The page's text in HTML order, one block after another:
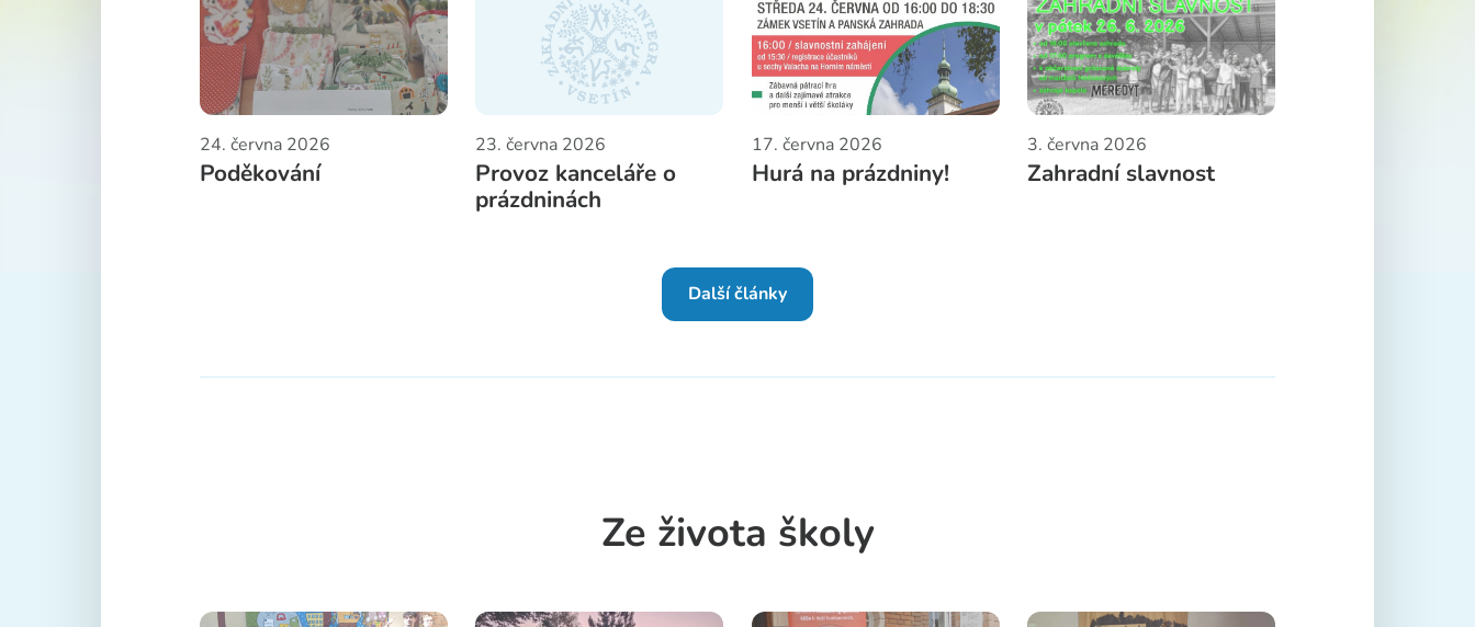
24. června 2026
Poděkování
23. června 2026
Provoz kanceláře o
prázdninách
17. června 2026
Hurá na prázdniny!
3. června 2026
Zahradní slavnost
Další články
Ze života školy